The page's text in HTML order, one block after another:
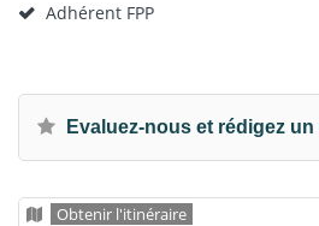
Adhérent FPP
Evaluez-nous et rédigez
Obtenir l'itinéraire